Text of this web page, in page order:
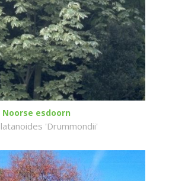
Noorse esdoorn
'Drummondii'